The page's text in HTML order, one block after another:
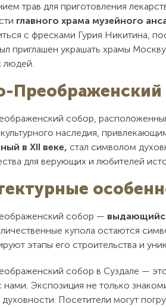
трав для приготовления
главного храма музейного
с фресками Гурия Никитина,
приглашен украшать храмы
людей.
Преображенский
собор,
наследия,
в XII веке, стал символом
для верующих и любителей
собор —
купола остаются
этапы его строительства и
собор в Суздале —
нами. Экспозиция не только
духовности. Посетители могут